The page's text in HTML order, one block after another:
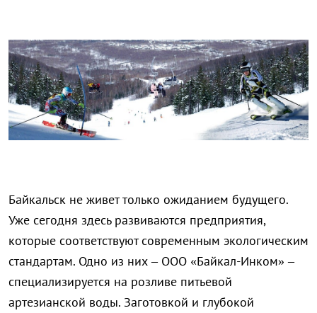
Байкальск не живет только ожиданием будущего.
Уже сегодня здесь развиваются предприятия,
которые соответствуют современным экологическим
стандартам. Одно из них – ООО «Байкал-Инком» –
специализируется на розливе питьевой
артезианской воды. Заготовкой и глубокой